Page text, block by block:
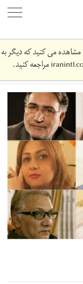
می کنید که دیگر به
مراجعه کنید.